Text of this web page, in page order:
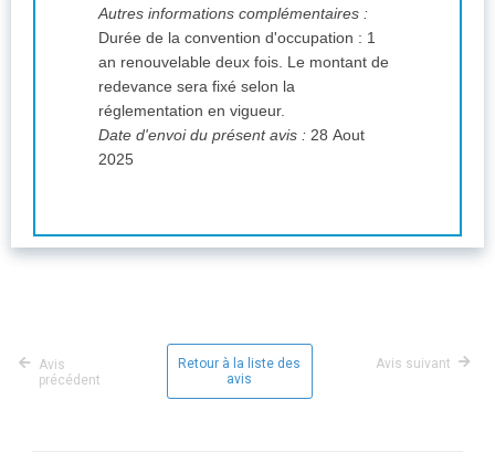
Autres informations complémentaires :
Durée de la convention d'occupation : 1
an renouvelable deux fois. Le montant de
redevance sera fixé selon la
réglementation en vigueur.
Date d'envoi du présent avis : 28 Aout
2025
Avis
précédent
Retour à la liste des
avis
Avis suivant